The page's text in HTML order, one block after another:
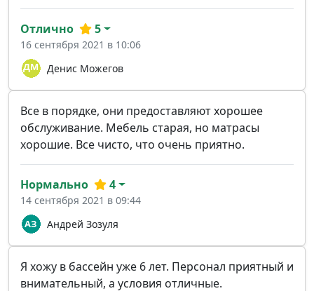
Денис Можегов
Отлично 5
16 сентября 2021 в 10:06
Все в порядке, они предоставляют хорошее
обслуживание. Мебель старая, но матрасы
хорошие. Все чисто, что очень приятно.
Андрей Зозуля
Нормально 4
14 сентября 2021 в 09:44
Я хожу в бассейн уже 6 лет. Персонал приятный и
внимательный, а условия отличные.